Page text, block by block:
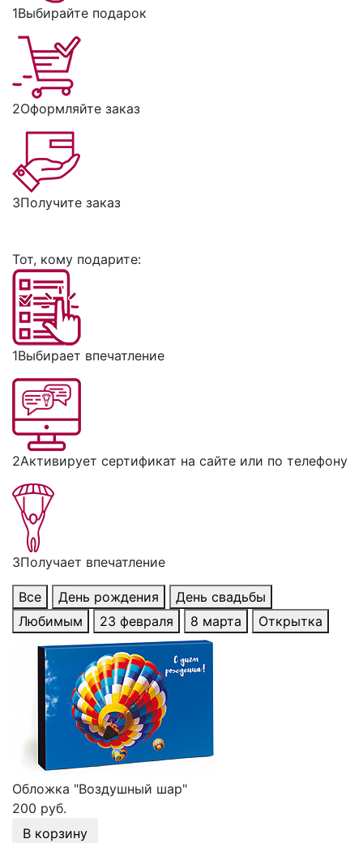
1Выбирайте подарок
2Оформляйте заказ
3Получите заказ
Тот, кому подарите:
1Выбирает впечатление
2Активирует сертификат на сайте или по телефону
3Получает впечатление
Все День рождения
День свадьбы
Любимым
23 февраля 8 марта Открытка
Обложка "Воздушный шар"
200 руб.
В корзину